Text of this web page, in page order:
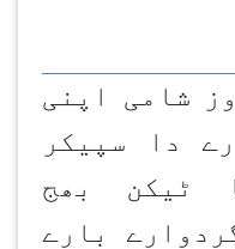
شامی اپنی
دا سپیکر
ٹیکن بھج
بارے